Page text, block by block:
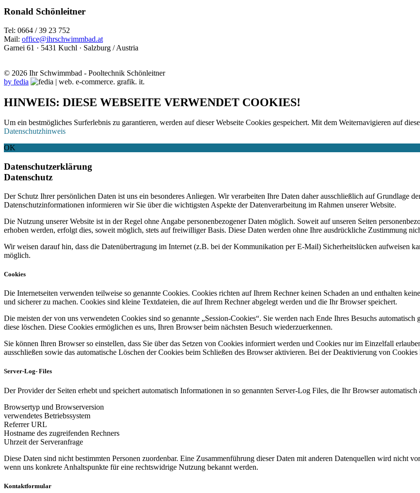
Ronald Schönleitner
Tel: 0664 / 39 23 752
Mail: office@ihrschwimmbad.at
Garnei 61 · 5431 Kuchl · Salzburg / Austria
© 2026 Ihr Schwimmbad - Pooltechnik Schönleitner
by fedia
HINWEIS: DIESE WEBSEITE VERWENDET COOKIES!
Um ein bestmögliches Surferlebnis zu garantieren, werden auf dieser Webseite Cookies gespeichert. Mit dem Weiternavigieren auf
Datenschutzhinweis
OK
Datenschutzerklärung
Datenschutz
Der Schutz Ihrer persönlichen Daten ist uns ein besonderes Anliegen. Wir verarbeiten Ihre Daten daher ausschließlich auf Grundlage
Datenschutzinformationen informieren wir Sie über die wichtigsten Aspekte der Datenverarbeitung im Rahmen unserer Website.
Die Nutzung unserer Website ist in der Regel ohne Angabe personenbezogener Daten möglich. Soweit auf unseren Seiten
erhoben werden, erfolgt dies, soweit möglich, stets auf freiwilliger Basis. Diese Daten werden ohne Ihre ausdrückliche Zustimmung
Wir weisen darauf hin, dass die Datenübertragung im Internet (z.B. bei der Kommunikation per E-Mail) Sicherheitslücken aufweisen
möglich.
Cookies
Die Internetseiten verwenden teilweise so genannte Cookies. Cookies richten auf Ihrem Rechner keinen Schaden an und enthalten
und sicherer zu machen. Cookies sind kleine Textdateien, die auf Ihrem Rechner abgelegt werden und die Ihr Browser speichert.
Die meisten der von uns verwendeten Cookies sind so genannte „Session-Cookies“. Sie werden nach Ende Ihres Besuchs
diese löschen. Diese Cookies ermöglichen es uns, Ihren Browser beim nächsten Besuch wiederzuerkennen.
Sie können Ihren Browser so einstellen, dass Sie über das Setzen von Cookies informiert werden und Cookies nur im Einzelfall
ausschließen sowie das automatische Löschen der Cookies beim Schließen des Browser aktivieren. Bei der Deaktivierung von
Server-Log- Files
Der Provider der Seiten erhebt und speichert automatisch Informationen in so genannten Server-Log Files, die Ihr Browser
Browsertyp und Browserversion
verwendetes Betriebssystem
Referrer URL
Hostname des zugreifenden Rechners
Uhrzeit der Serveranfrage
Diese Daten sind nicht bestimmten Personen zuordenbar. Eine Zusammenführung dieser Daten mit anderen Datenquellen wird nicht
wenn uns konkrete Anhaltspunkte für eine rechtswidrige Nutzung bekannt werden.
Kontaktformular